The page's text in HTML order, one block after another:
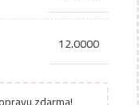
12.0000